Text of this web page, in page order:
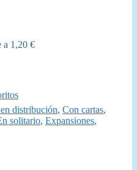
es:
a 1,20 €
distribución, Con cartas,
solitario, Expansiones,